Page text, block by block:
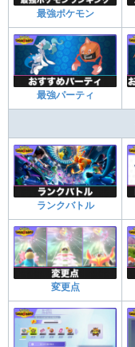
最強ポケモン
最強パーティ
ランクバトル
変更点